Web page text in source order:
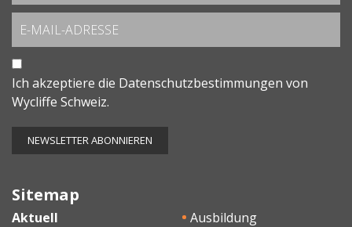
Ich akzeptiere die Datenschutzbestimmungen von
Wycliffe Schweiz.
Sitemap
Aktuell
Ausbildung